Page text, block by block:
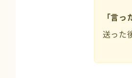
「言
送った